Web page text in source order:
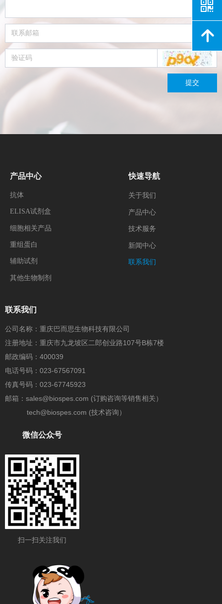
提交
扫一扫关注我们
微信公众号
产品中心
抗体
ELISA试剂盒
细胞相关产品
重组蛋白
辅助试剂
其他生物制剂
快速导航
关于我们
产品中心
技术服务
新闻中心
联系我们
联系我们
公司名称：重庆巴而思生物科技有限公司
注册地址：重庆市九龙坡区二郎创业路107号B栋7楼
邮政编码：400039
电话号码：023-67567091
传真号码：023-67745923
邮箱：sales@biospes.com (订购咨询等销售相关）
tech@biospes.com (技术咨询）
낃
녕